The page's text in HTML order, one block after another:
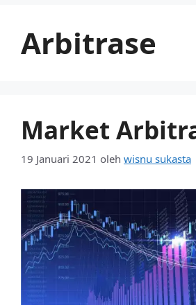
Arbitrase
Market
19 Januari 2021 oleh wisnu sukasta